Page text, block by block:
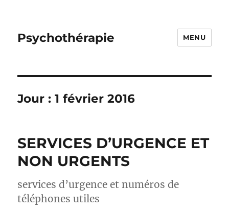
Psychothérapie MENU
Jour :1 février 2016
SERVICES D’URGENCE ET
NON URGENTS
services d’urgence et numéros de
téléphones utiles